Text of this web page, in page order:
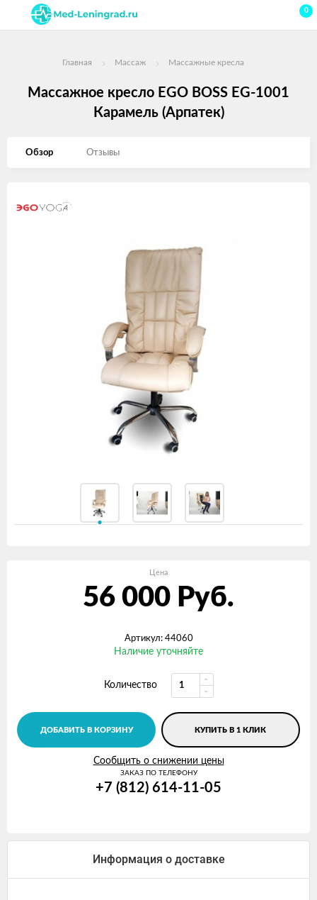
0
Главная Массаж Массажные кресла
Массажное кресло EGO BOSS EG-1001
Карамель (Арпатек)
Обзор Отзывы
Цена
56 000 Руб.
Артикул: 44060
Наличие уточняйте
Количество
ДОБАВИТЬ В КОРЗИНУ КУПИТЬ В 1 КЛИК
Сообщить о снижении цены
ЗАКАЗ ПО ТЕЛЕФОНУ
+7 (812) 614-11-05
Информация о доставке